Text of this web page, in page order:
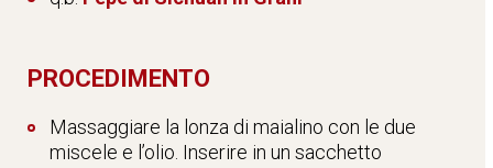
PROCEDIMENTO
Massaggiare la lonza di maialino con le due
miscele e l’olio. Inserire in un sacchetto